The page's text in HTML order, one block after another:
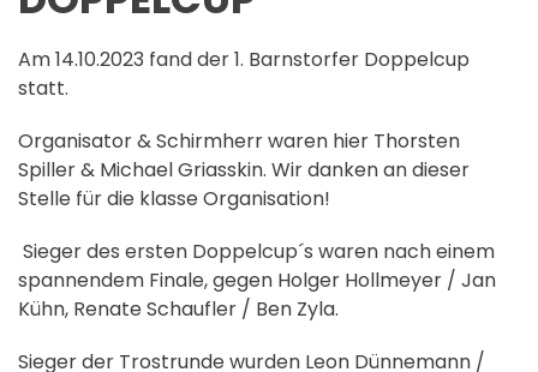
Am 14.10.2023 fand der 1. Barnstorfer Doppelcup
statt.
Organisator & Schirmherr waren hier Thorsten
Spiller & Michael Griasskin. Wir danken an dieser
Stelle für die klasse Organisation!
Sieger des ersten Doppelcup´s waren nach einem
spannendem Finale, gegen Holger Hollmeyer / Jan
Kühn, Renate Schaufler / Ben Zyla.
Sieger der Trostrunde wurden Leon Dünnemann /